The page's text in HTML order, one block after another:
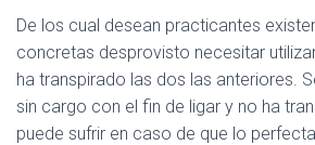
De los cual desean practicantes
concretas desprovisto necesitar
ha transpirado las dos las anteriores.
sin cargo con el fin de ligar y no ha
puede sufrir en caso de que lo